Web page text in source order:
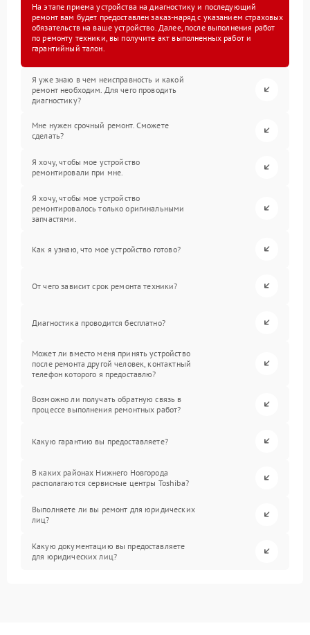
На этапе приема устройства на диагностику и последующий
ремонт вам будет предоставлен заказ-наряд с указанием страховых
обязательств на ваше устройство. Далее, после выполнения работ
по ремонту техники, вы получите акт выполненных работ и
гарантийный талон.
Я уже знаю в чем неисправность и какой
ремонт необходим. Для чего проводить
диагностику?
Мне нужен срочный ремонт. Сможете
сделать?
Я хочу, чтобы мое устройство
ремонтировали при мне.
Я хочу, чтобы мое устройство
ремонтировалось только оригинальными
запчастями.
Как я узнаю, что мое устройство готово?
От чего зависит срок ремонта техники?
Диагностика проводится бесплатно?
Может ли вместо меня принять устройство
после ремонта другой человек, контактный
телефон которого я предоставлю?
Возможно ли получать обратную связь в
процессе выполнения ремонтных работ?
Какую гарантию вы предоставляете?
В каких районах Нижнего Новгорода
располагаются сервисные центры Toshiba?
Выполняете ли вы ремонт для юридических
лиц?
Какую документацию вы предоставляете
для юридических лиц?